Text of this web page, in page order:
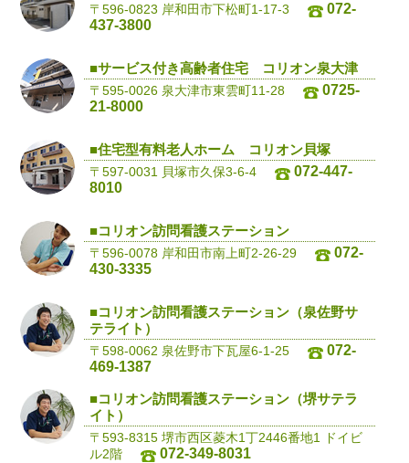
〒596-0823 岸和田市下松町1-17-3
072-
437-3800
■サービス付き高齢者住宅 コリオン泉大津
〒595-0026 泉大津市東雲町11-28
0725-
21-8000
■住宅型有料老人ホーム コリオン貝塚
〒597-0031 貝塚市久保3-6-4
072-447-
8010
■コリオン訪問看護ステーション
〒596-0078 岸和田市南上町2-26-29
072-
430-3335
■コリオン訪問看護ステーション（泉佐野サ
テライト）
〒598-0062 泉佐野市下瓦屋6-1-25
072-
469-1387
■コリオン訪問看護ステーション（堺サテラ
イト）
〒593-8315 堺市西区菱木1丁2446番地1 ドイビ
ル2階
072-349-8031